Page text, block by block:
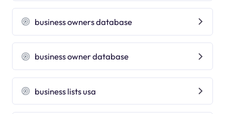
business owners database
business owner database
business lists usa